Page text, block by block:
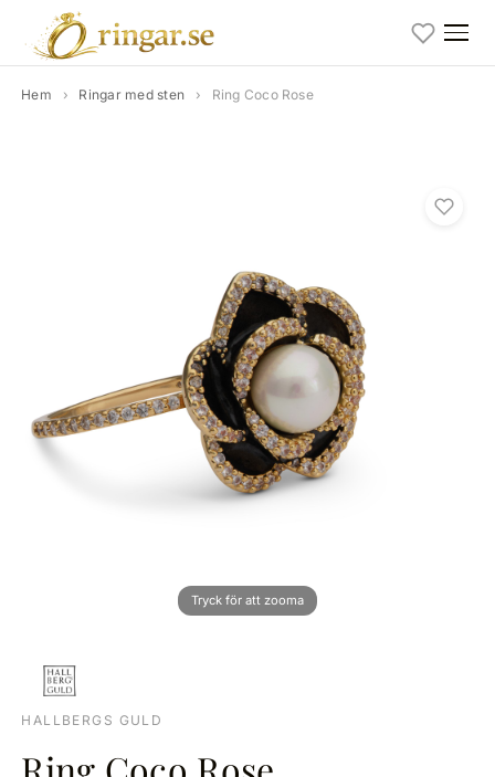
Hem › Ringar med sten › Ring Coco Rose
HALLBERGS GULD